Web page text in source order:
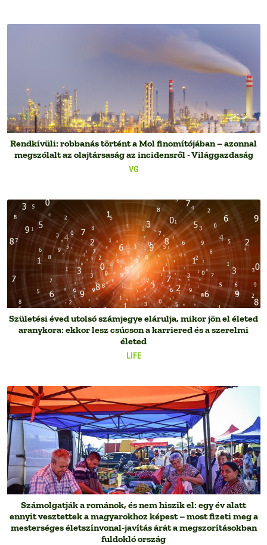
VG
Rendkívüli: robbanás történt a Mol finomítójában – azonnal
megszólalt az olajtársaság az incidensről - Világgazdaság
LIFE
Születési éved utolsó számjegye elárulja, mikor jön el életed
aranykora: ekkor lesz csúcson a karriered és a szerelmi
életed
Számolgatják a románok, és nem hiszik el: egy év alatt
ennyit vesztettek a magyarokhoz képest – most fizeti meg a
mesterséges életszínvonal-javítás árát a megszorításokban
fuldokló ország